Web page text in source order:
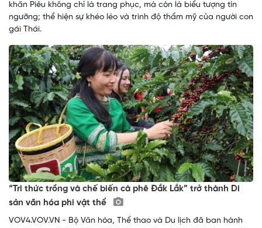
khăn Piêu không chỉ là trang phục, mà còn là biểu tượng tín
ngưỡng; thể hiện sự khéo léo và trình độ thẩm mỹ của người con
gái Thái.
“Tri thức trồng và chế biến cà phê Đắk Lắk” trở thành Di
sản văn hóa phi vật thể
VOV4.VOV.VN - Bộ Văn hóa, Thể thao và Du lịch đã ban hành